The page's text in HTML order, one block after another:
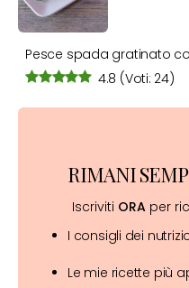
Pesce spada gratinato
4.8 (Voti: 24)
RIMANI
Iscriviti ORA per
I consigli dei
Le mie ricette più